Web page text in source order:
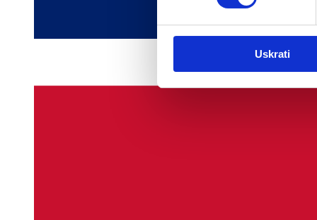
Uskrati